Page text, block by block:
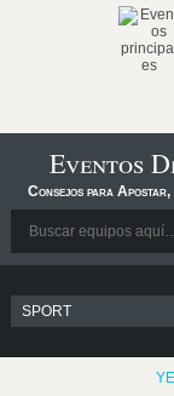
Eventos
Consejos para Apostar,